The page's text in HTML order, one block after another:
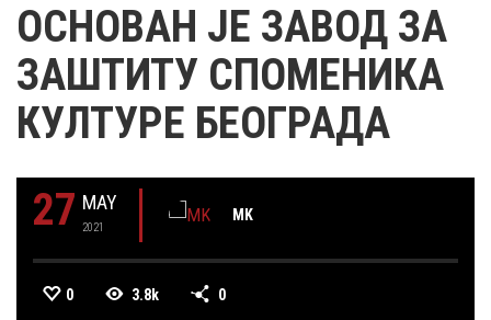
ОСНОВАН ЈЕ ЗАВОД ЗА
ЗАШТИТУ СПОМЕНИКА
КУЛТУРЕ БЕОГРАДА
27 MAY
2021
MK
0 3.8k 0